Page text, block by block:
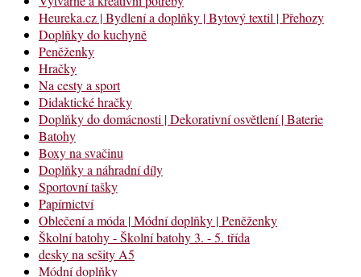
Heureka.cz | Bydlení a doplňky | Bytový textil | Přehozy
Doplňky do kuchyně
Peněženky
Hračky
Na cesty a sport
Didaktické hračky
Doplňky do domácnosti | Dekorativní osvětlení | Baterie
Batohy
Boxy na svačinu
Doplňky a náhradní díly
Sportovní tašky
Papírnictví
Oblečení a móda | Módní doplňky | Peněženky
Školní batohy - Školní batohy 3. - 5. třída
desky na sešity A5
Módní doplňky